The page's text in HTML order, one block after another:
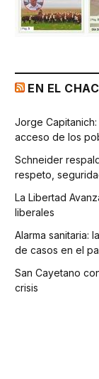
EN EL
Jorge
acceso de los
Schneider
respeto,
La Libertad
liberales
Alarma sanitaria:
de casos en el
San Cayetano
crisis